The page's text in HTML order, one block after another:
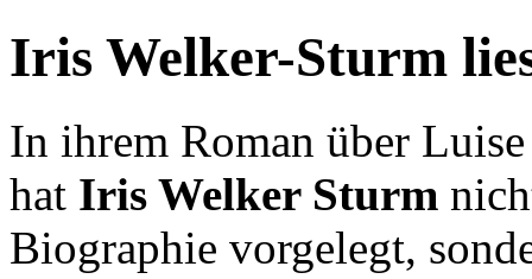
Iris Welker-Sturm
In ihrem Roman über
hat Iris Welker Sturm
Biographie vorgelegt,